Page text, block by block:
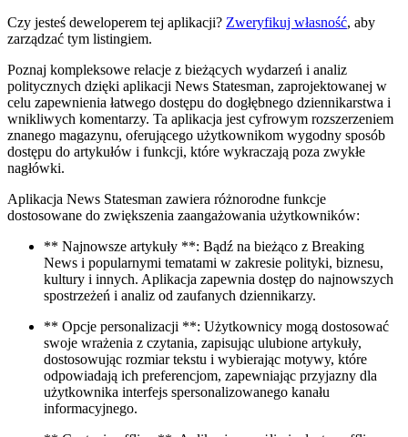
Czy jesteś deweloperem tej aplikacji? Zweryfikuj własność, aby
zarządzać tym listingiem.
Poznaj kompleksowe relacje z bieżących wydarzeń i analiz
politycznych dzięki aplikacji News Statesman, zaprojektowanej w
celu zapewnienia łatwego dostępu do dogłębnego dziennikarstwa i
wnikliwych komentarzy. Ta aplikacja jest cyfrowym rozszerzeniem
znanego magazynu, oferującego użytkownikom wygodny sposób
dostępu do artykułów i funkcji, które wykraczają poza zwykłe
nagłówki.
Aplikacja News Statesman zawiera różnorodne funkcje
dostosowane do zwiększenia zaangażowania użytkowników:
** Najnowsze artykuły **: Bądź na bieżąco z Breaking
News i popularnymi tematami w zakresie polityki, biznesu,
kultury i innych. Aplikacja zapewnia dostęp do najnowszych
spostrzeżeń i analiz od zaufanych dziennikarzy.
** Opcje personalizacji **: Użytkownicy mogą dostosować
swoje wrażenia z czytania, zapisując ulubione artykuły,
dostosowując rozmiar tekstu i wybierając motywy, które
odpowiadają ich preferencjom, zapewniając przyjazny dla
użytkownika interfejs spersonalizowanego kanału
informacyjnego.